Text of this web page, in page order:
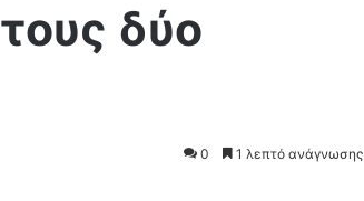
δύο
0 1 λεπτό ανάγνωσης